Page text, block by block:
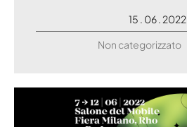
15 . 06 . 2022
Non categorizzato